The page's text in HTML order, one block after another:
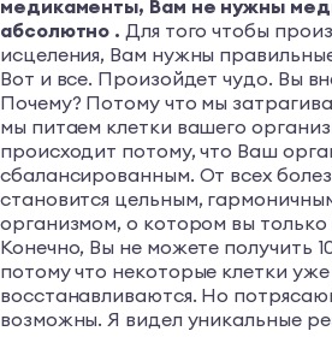
медикаменты, Вам не нужны
абсолютно . Для того чтобы
исцеления, Вам нужны
Вот и все. Произойдет чудо. Вы
Почему? Потому что мы
мы питаем клетки вашего
происходит потому, что Ваш
сбалансированным. От всех
становится цельным,
организмом, о котором вы только
Конечно, Вы не можете получить
потому что некоторые клетки
восстанавливаются. Но
возможны. Я видел уникальные